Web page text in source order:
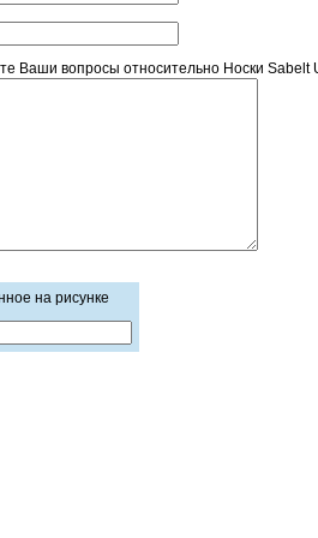
Ваши вопросы относительно Носки
на рисунке